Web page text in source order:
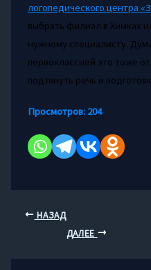
логопедического центра
выбрать филиал в Химках
нужному специалисту.
первоклассией это тоже
подтянуть речь и
Просмотров: 204
НАЗАД
ДАЛЕЕ